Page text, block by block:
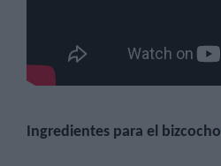
Ingredientes para el bizcocho